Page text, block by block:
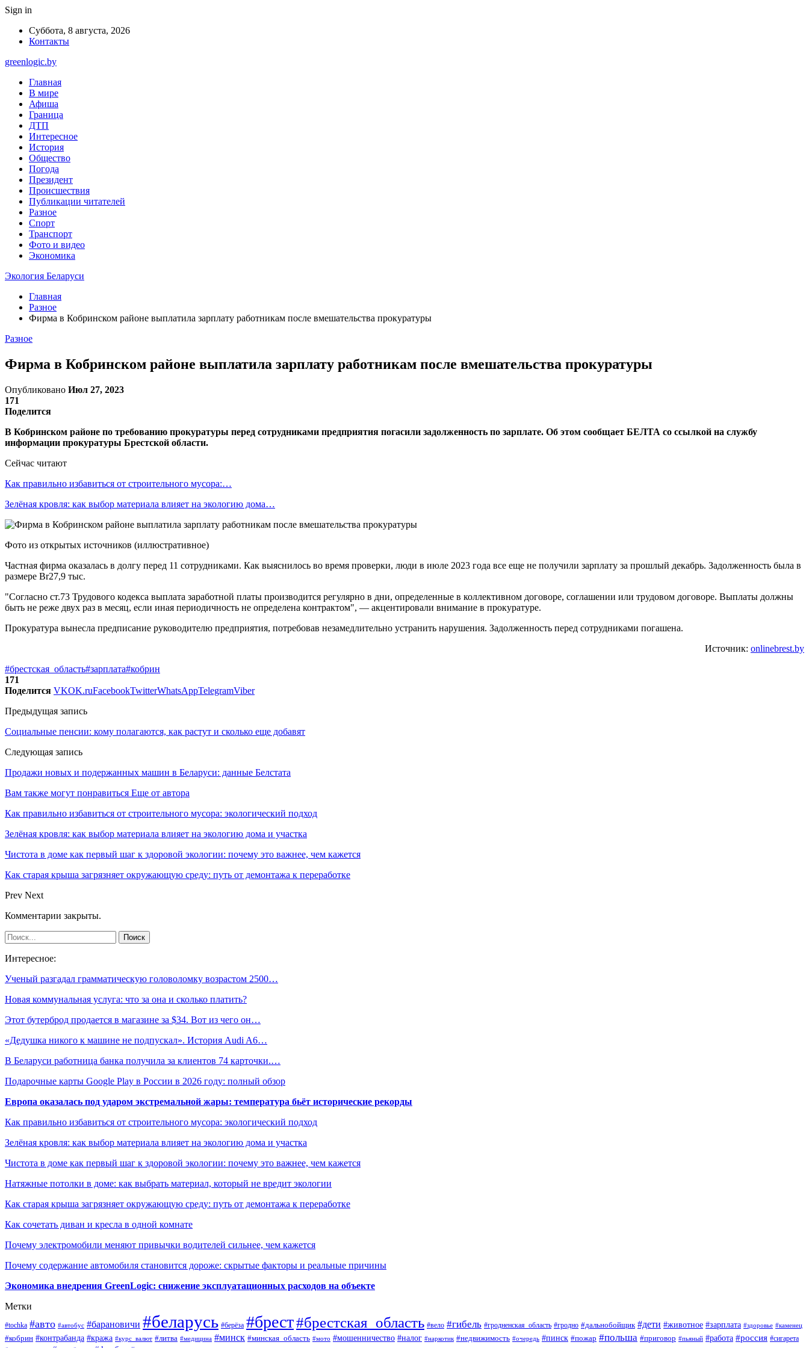
Sign in
Суббота, 8 августа, 2026
Контакты
greenlogic.by
Главная
В мире
Афиша
Граница
ДТП
Интересное
История
Общество
Погода
Президент
Происшествия
Публикации читателей
Разное
Спорт
Транспорт
Фото и видео
Экономика
Экология Беларуси
Главная
Разное
Фирма в Кобринском районе выплатила зарплату работникам после вмешательства прокуратуры
Разное
Фирма в Кобринском районе выплатила зарплату работникам после вмешательства прокуратуры
Опубликовано Июл 27, 2023
171
Поделится
В Кобринском районе по требованию прокуратуры перед сотрудниками предприятия погасили задолженность по зарплате. Об этом сообщает БЕЛТА со ссылкой на службу
информации прокуратуры Брестской области.
Сейчас читают
Как правильно избавиться от строительного мусора:…
Зелёная кровля: как выбор материала влияет на экологию дома…
Фото из открытых источников (иллюстративное)
Частная фирма оказалась в долгу перед 11 сотрудниками. Как выяснилось во время проверки, люди в июле 2023 года все еще не получили зарплату за прошлый декабрь. Задолженность была в
размере Br27,9 тыс.
"Согласно ст.73 Трудового кодекса выплата заработной платы производится регулярно в дни, определенные в коллективном договоре, соглашении или трудовом договоре. Выплаты должны
быть не реже двух раз в месяц, если иная периодичность не определена контрактом", — акцентировали внимание в прокуратуре.
Прокуратура вынесла предписание руководителю предприятия, потребовав незамедлительно устранить нарушения. Задолженность перед сотрудниками погашена.
Источник: onlinebrest.by
#брестская_область#зарплата#кобрин
171
Поделится VKOK.ruFacebookTwitterWhatsAppTelegramViber
Предыдущая запись
Социальные пенсии: кому полагаются, как растут и сколько еще добавят
Следующая запись
Продажи новых и подержанных машин в Беларуси: данные Белстата
Вам также могут понравиться Еще от автора
Как правильно избавиться от строительного мусора: экологический подход
Зелёная кровля: как выбор материала влияет на экологию дома и участка
Чистота в доме как первый шаг к здоровой экологии: почему это важнее, чем кажется
Как старая крыша загрязняет окружающую среду: путь от демонтажа к переработке
Prev Next
Комментарии закрыты.
Интересное:
Ученый разгадал грамматическую головоломку возрастом 2500…
Новая коммунальная услуга: что за она и сколько платить?
Этот бутерброд продается в магазине за $34. Вот из чего он…
«Дедушка никого к машине не подпускал». История Audi A6…
В Беларуси работница банка получила за клиентов 74 карточки.…
Подарочные карты Google Play в России в 2026 году: полный обзор
Европа оказалась под ударом экстремальной жары: температура бьёт исторические рекорды
Как правильно избавиться от строительного мусора: экологический подход
Зелёная кровля: как выбор материала влияет на экологию дома и участка
Чистота в доме как первый шаг к здоровой экологии: почему это важнее, чем кажется
Натяжные потолки в доме: как выбрать материал, который не вредит экологии
Как старая крыша загрязняет окружающую среду: путь от демонтажа к переработке
Как сочетать диван и кресла в одной комнате
Почему электромобили меняют привычки водителей сильнее, чем кажется
Почему содержание автомобиля становится дороже: скрытые факторы и реальные причины
Экономика внедрения GreenLogic: снижение эксплуатационных расходов на объекте
Метки
#tochka #авто #автобус #барановичи #беларусь #берёза #брест#брестская_область #вело #гибель #гродненская_область #гродно #дальнобойщик #дети #животное #зарплата #здоровье #каменец
#кобрин #контрабанда #кража #курс_валют #литва #медицина #минск #минская_область #мото #мошенничество #налог #наркотик #недвижимость #очередь #пинск #пожар #польша #приговор #пьяный #работа #россия #сигарета